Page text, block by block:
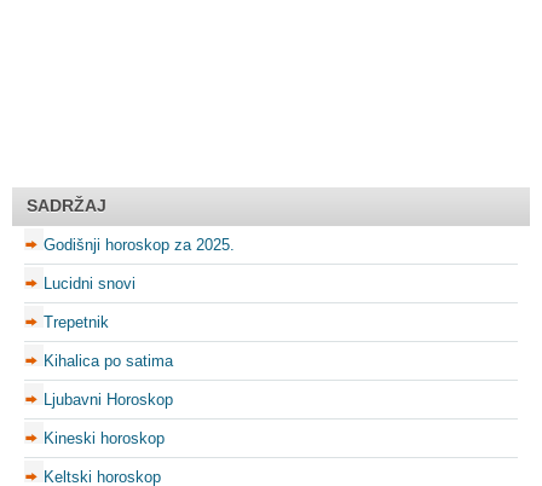
SADRŽAJ
Godišnji horoskop za 2025.
Lucidni snovi
Trepetnik
Kihalica po satima
Ljubavni Horoskop
Kineski horoskop
Keltski horoskop